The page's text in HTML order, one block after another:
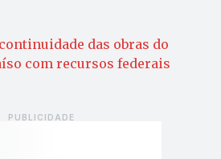
das obras do
com recursos federais